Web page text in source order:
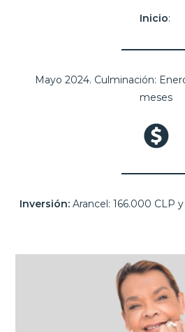
Inicio:
Mayo 2024. Culminación:
meses
Inversión: Arancel: 166.000 CLP